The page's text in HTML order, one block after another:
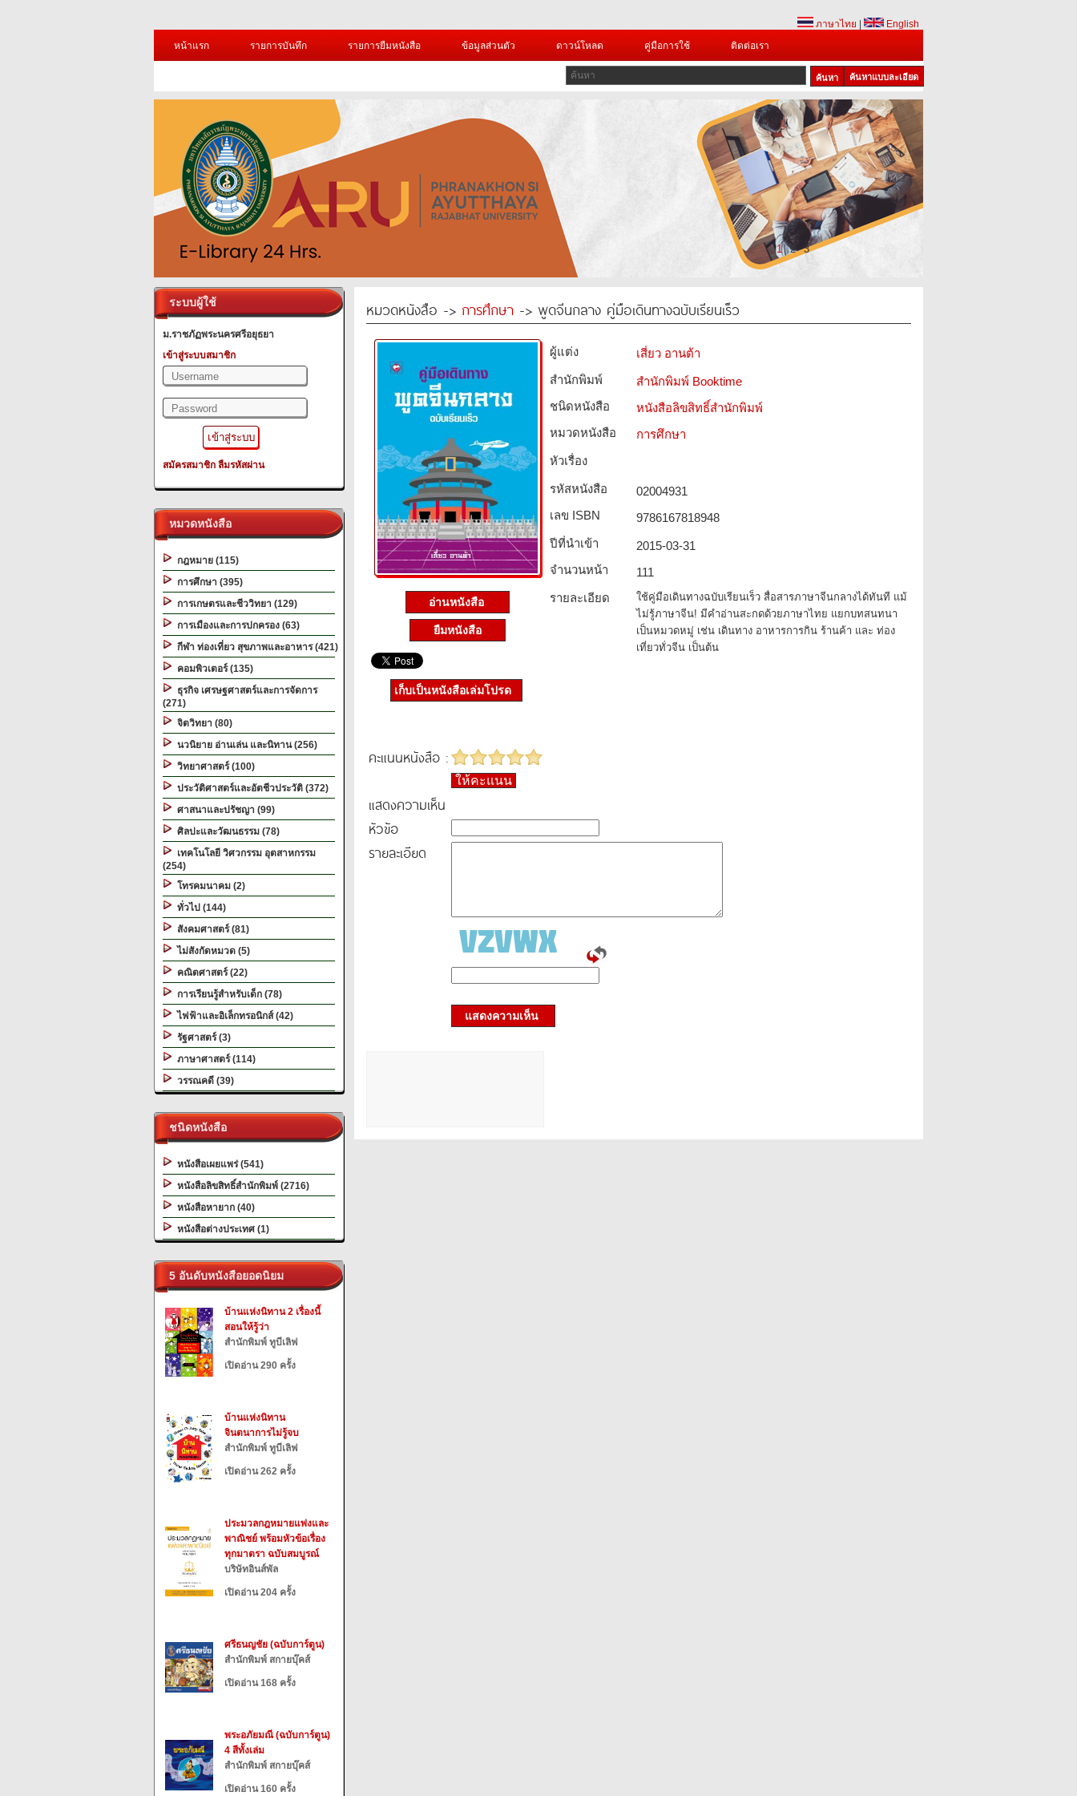
ภาษาไทย
English
หน้าแรก
รายการบันทึก รายการยืมหนังสือ ข้อมูลส่วนตัว ดาวน์โหลด คู่มือการใช้ ติดต่อเรา
ค้นหาแบบละเอียด
1 2 3
ระบบผู้ใช้
ม.ราชภัฏพระนครศรีอยุธยา
เข้าสู่ระบบสมาชิก
สมัครสมาชิก ลืมรหัสผ่าน
หมวดหนังสือ
กฎหมาย (115)
การศึกษา (395)
การเกษตรและชีววิทยา (129)
การเมืองและการปกครอง (63)
กีฬา ท่องเที่ยว สุขภาพและอาหาร (421)
คอมพิวเตอร์ (135)
ธุรกิจ เศรษฐศาสตร์และการจัดการ
(271)
จิตวิทยา (80)
นวนิยาย อ่านเล่น และนิทาน (256)
วิทยาศาสตร์ (100)
ประวัติศาสตร์และอัตชีวประวัติ (372)
ศาสนาและปรัชญา (99)
ศิลปะและวัฒนธรรม (78)
เทคโนโลยี วิศวกรรม อุตสาหกรรม
(254)
โทรคมนาคม (2)
ทั่วไป (144)
สังคมศาสตร์ (81)
ไม่สังกัดหมวด (5)
คณิตศาสตร์ (22)
การเรียนรู้สำหรับเด็ก (78)
ไฟฟ้าและอิเล็กทรอนิกส์ (42)
รัฐศาสตร์ (3)
ภาษาศาสตร์ (114)
วรรณคดี (39)
ชนิดหนังสือ
หนังสือเผยแพร่ (541)
หนังสือลิขสิทธิ์สำนักพิมพ์ (2716)
หนังสือหายาก (40)
หนังสือต่างประเทศ (1)
5 อันดับหนังสือยอดนิยม
บ้านแห่งนิทาน 2 เรื่องนี้
สอนให้รู้ว่า
สำนักพิมพ์ ทูบีเลิฟ
เปิดอ่าน 290 ครั้ง
บ้านแห่งนิทาน
จินตนาการไม่รู้จบ
สำนักพิมพ์ ทูบีเลิฟ
เปิดอ่าน 262 ครั้ง
ประมวลกฎหมายแพ่งและ
พาณิชย์ พร้อมหัวข้อเรื่อง
ทุกมาตรา ฉบับสมบูรณ์
บริษัทอินส์พัล
เปิดอ่าน 204 ครั้ง
ศรีธนญชัย (ฉบับการ์ตูน)
สำนักพิมพ์ สกายบุ๊คส์
เปิดอ่าน 168 ครั้ง
พระอภัยมณี (ฉบับการ์ตูน)
4 สีทั้งเล่ม
สำนักพิมพ์ สกายบุ๊คส์
เปิดอ่าน 160 ครั้ง
หมวดหนังสือ -> การศึกษา -> พูดจีนกลาง คู่มือเดินทางฉบับเรียนเร็ว
อ่านหนังสือ
ยืมหนังสือ
ผู้แต่ง
เสี่ยว อานต้า
สำนักพิมพ์
สำนักพิมพ์ Booktime
ชนิดหนังสือ­
หนังสือลิขสิทธิ์สำนักพิมพ์
หมวดหนังสือ­
การศึกษา
หัวเรื่อง
รหัสหนังสือ­
02004931
เลข ISBN
9786167818948
ปีที่นำเข้า
2015-03-31
จำนวนหน้า
111
รายละเอียด
ใช้คู่มือเดินทางฉบับเรียนเร็ว สื่อสารภาษาจีนกลางได้ทันที แม้
ไม่รู้ภาษาจีน! มีคำอ่านสะกดด้วยภาษาไทย แยกบทสนทนา
เป็นหมวดหมู่ เช่น เดินทาง อาหารการกิน ร้านค้า และ ท่อง
เที่ยวทั่วจีน เป็นต้น
เก็บเป็นหนังสือเล่มโปรด
คะแนนหนังสือ :
ให้คะแนน
แสดงความเห็น
หัวข้อ
รายละเอียด
แสดงความเห็น